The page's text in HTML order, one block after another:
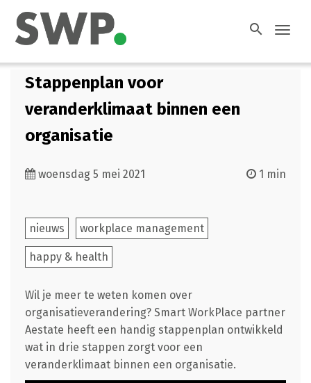
search
Stappenplan voor
veranderklimaat binnen een
organisatie
woensdag 5 mei 2021 1 min
nieuws workplace management
happy & health
Wil je meer te weten komen over
organisatieverandering? Smart WorkPlace partner
Aestate heeft een handig stappenplan ontwikkeld
wat in drie stappen zorgt voor een
veranderklimaat binnen een organisatie.